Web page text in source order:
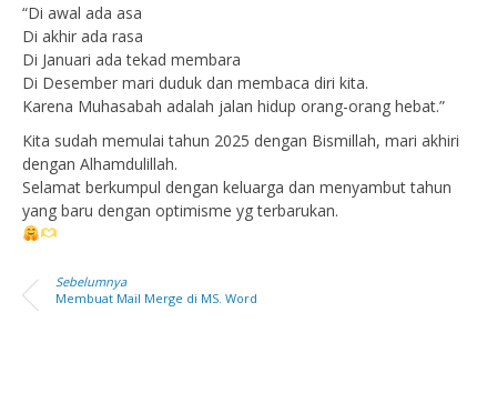
“Di awal ada asa
Di akhir ada rasa
Di Januari ada tekad membara
Di Desember mari duduk dan membaca diri kita.
Karena Muhasabah adalah jalan hidup orang-orang hebat.”
Kita sudah memulai tahun 2025 dengan Bismillah, mari akhiri
dengan Alhamdulillah.
Selamat berkumpul dengan keluarga dan menyambut tahun
yang baru dengan optimisme yg terbarukan.
Sebelumnya
Membuat Mail Merge di MS. Word